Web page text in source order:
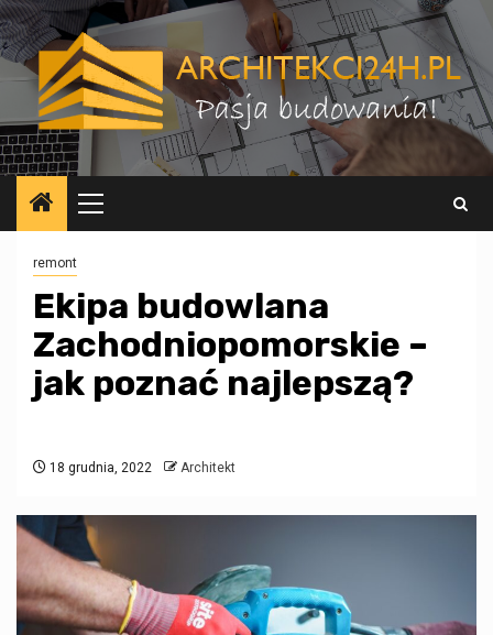
Przejdź
do
treści
Menu
główne
remont
Ekipa budowlana
Zachodniopomorskie –
jak poznać najlepszą?
18 grudnia, 2022 Architekt